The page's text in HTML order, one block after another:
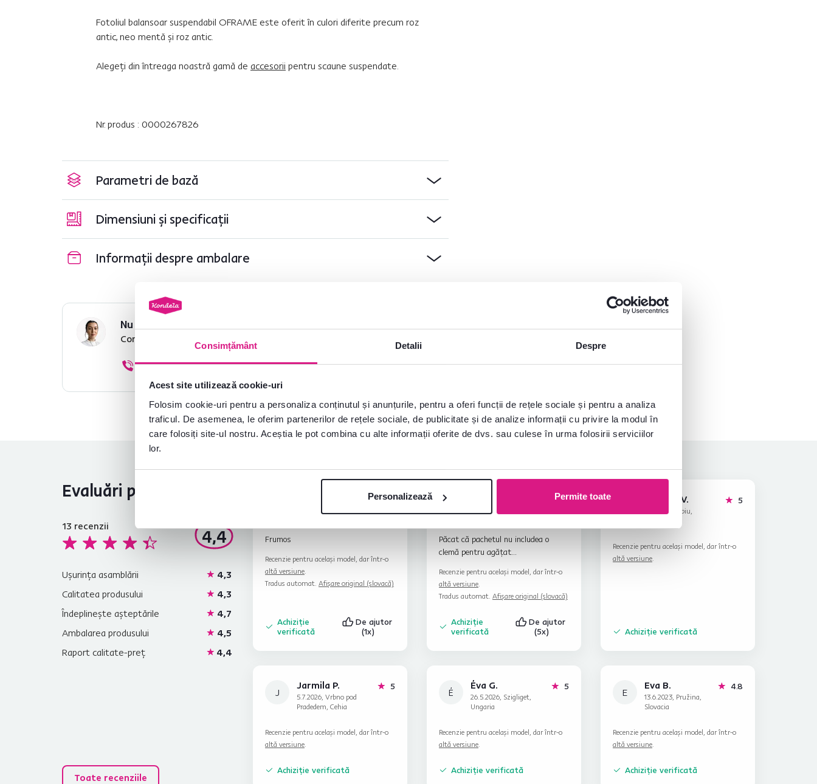
Consimțământ Detalii Despre
Acest site utilizează cookie-uri
Folosim cookie-uri pentru a personaliza conținutul și anunțurile, pentru a oferi funcții de rețele sociale și pentru a analiza
traficul. De asemenea, le oferim partenerilor de rețele sociale, de publicitate și de analize informații cu privire la modul în
care folosiți site-ul nostru. Aceștia le pot combina cu alte informații oferite de dvs. sau culese în urma folosirii serviciilor
lor.
Personalizează Permite toate
Fotoliul balansoar suspendabil OFRAME este oferit în culori diferite precum roz
antic, neo mentă şi roz antic.
Alegeţi din întreaga noastră gamă de accesorii pentru scaune suspendate.
Nr. produs : 0000267826
Parametri de bază
Dimensiuni și specificații
Informații despre ambalare
Nu ați găsit informațiile dorite?
Contactați-ne și vă vom ajuta cu plăcere
0040 359 228 037 Deschideți chat-ul
Evaluări produs
4,4
13 recenzii
Ușurința asamblării
4,3
Calitatea produsului
4,3
Îndeplinește așteptările
4,7
Ambalarea produsului
4,5
Raport calitate-preț
4,4
Toate recenziile
12.5.2023, Plavecký
5stele
Frumos
Recenzie pentru același model, dar într-o
altă versiune.
Tradus automat. Afișare original (slovacă)
Achiziție
verificată
De ajutor
(1x)
15.10.2023, Prievidza,
4.8stele
Păcat că pachetul nu includea o
clemă pentru agățat...
Recenzie pentru același model, dar într-o
altă versiune.
Tradus automat. Afișare original (slovacă)
Achiziție
verificată
De ajutor
(5x)
Monica V.
19.5.2023, Sibiu,
5stele
Recenzie pentru același model, dar într-o
altă versiune.
Achiziție verificată
J
Jarmila P.
5.7.2026, Vrbno pod
Pradedem, Cehia
5stele
Recenzie pentru același model, dar într-o
altă versiune.
Achiziție verificată
É
Éva G.
26.5.2026, Szigliget,
Ungaria
5stele
Recenzie pentru același model, dar într-o
altă versiune.
Achiziție verificată
E
Eva B.
13.6.2023, Pružina,
Slovacia
4.8
Recenzie pentru același model, dar într-o
altă versiune.
Achiziție verificată